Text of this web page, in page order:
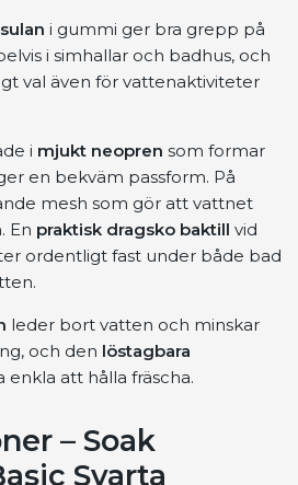
i gummi ger bra grepp på
i simhallar och badhus, och
val även för vattenaktiviteter
i mjukt neopren som formar
en bekväm passform. På
mesh som gör att vattnet
En praktisk dragsko baktill vid
ordentligt fast under både bad
leder bort vatten och minskar
och den löstagbara
enkla att hålla fräscha.
– Soak
Svarta